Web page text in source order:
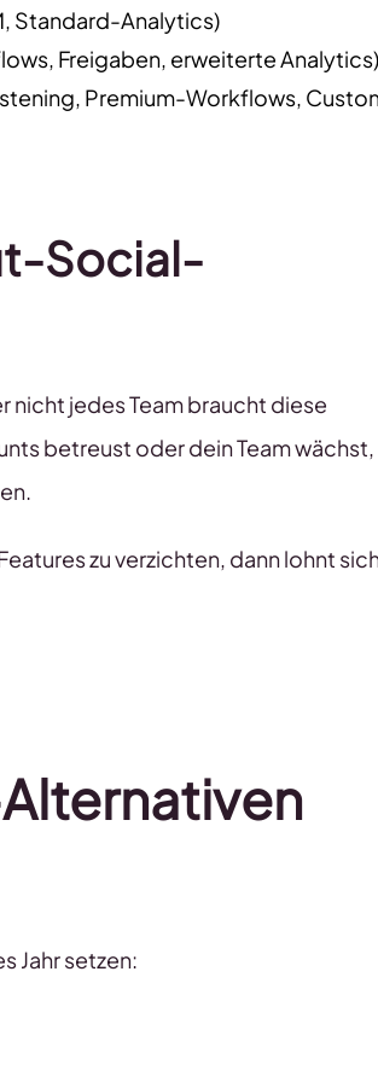
Standard-Analytics)
Freigaben, erweiterte Analytics)
Premium-Workflows,
Social-
nicht jedes Team braucht diese
betreust oder dein Team wächst,
zu verzichten, dann lohnt
Jahr setzen: